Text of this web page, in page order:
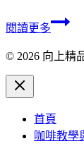
閱讀更多
© 2026 向上精
首頁
咖啡教學